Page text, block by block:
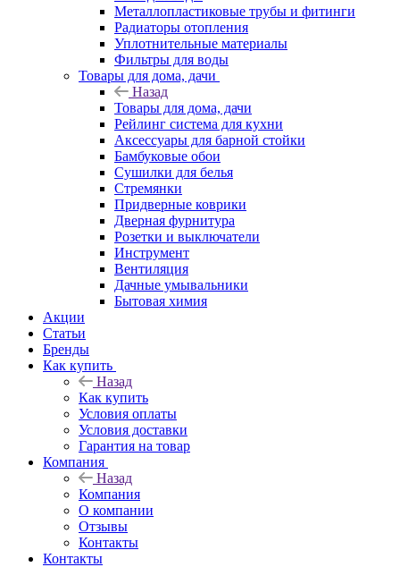
Металлопластиковые трубы и фитинги
Радиаторы отопления
Уплотнительные материалы
Фильтры для воды
Товары для дома, дачи
Назад
Товары для дома, дачи
Рейлинг система для кухни
Аксессуары для барной стойки
Бамбуковые обои
Сушилки для белья
Стремянки
Придверные коврики
Дверная фурнитура
Розетки и выключатели
Инструмент
Вентиляция
Дачные умывальники
Бытовая химия
Акции
Статьи
Бренды
Как купить
Назад
Как купить
Условия оплаты
Условия доставки
Гарантия на товар
Компания
Назад
Компания
О компании
Отзывы
Контакты
Контакты